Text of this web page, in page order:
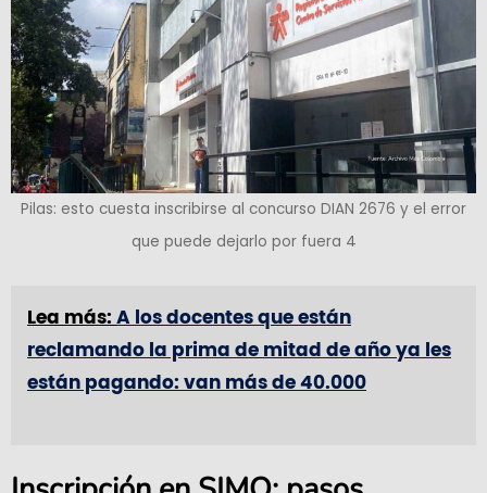
Pilas: esto cuesta inscribirse al concurso DIAN 2676 y el error
que puede dejarlo por fuera 4
Lea más: A los docentes que están
reclamando la prima de mitad de año ya les
están pagando: van más de 40.000